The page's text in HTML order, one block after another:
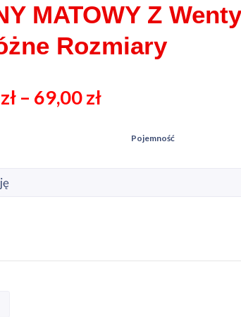
MATOWY Z
Rozmiary
zł – 69,00zł
Pojemność